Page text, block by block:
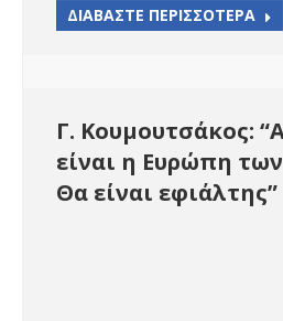
ΔΙΑΒΑΣΤΕ ΠΕΡΙΣΣΟΤΕΡΑ
Γ. Κουμουτσάκος:
είναι η Ευρώπη
Θα είναι εφιάλτης”